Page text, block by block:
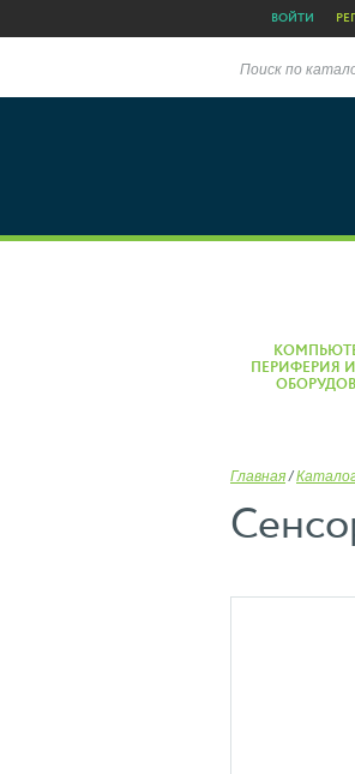
ВОЙТИ
Поиск по
ПЕРИФЕРИЯ
Главная /